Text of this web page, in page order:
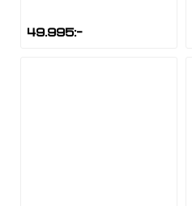
49.995:-